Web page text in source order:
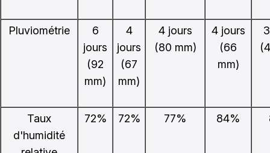
Pluviométrie
6
jours
(92
mm)
4
jours
(67
mm)
4 jours
(80 mm)
4 jours
(66
mm)
Taux
d'humidité
72% 72% 77% 84%